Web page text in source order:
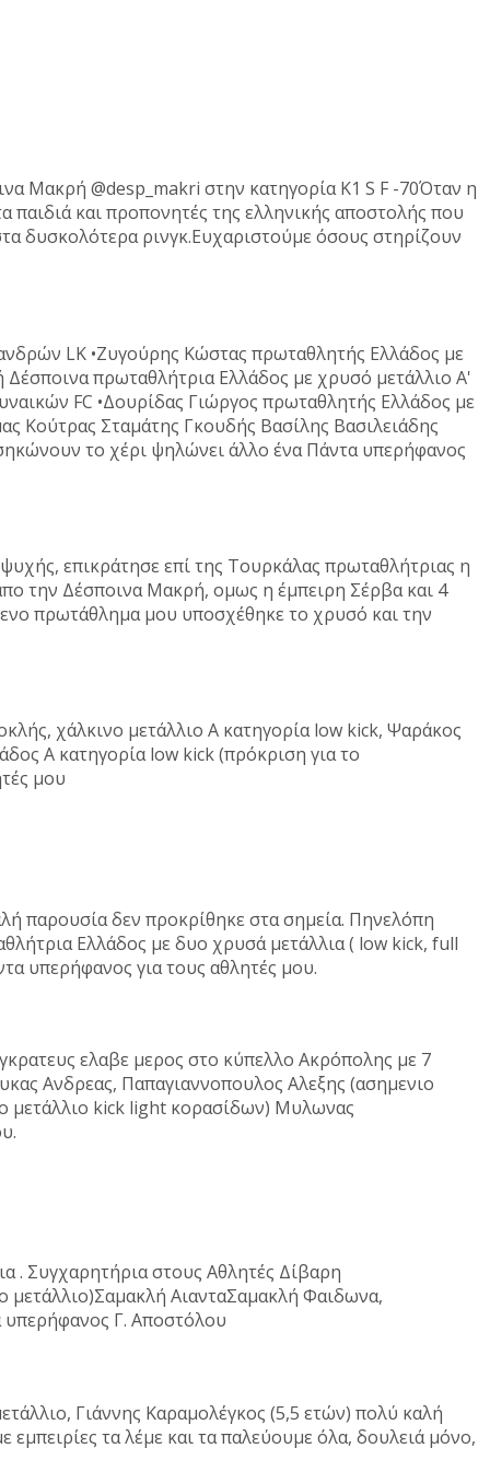
Μακρή @desp_makri στην κατηγορία K1 S F -70Όταν η
και προπονητές της ελληνικής αποστολής που
δυσκολότερα ρινγκ.Ευχαριστούμε όσους στηρίζουν
LK •Ζυγούρης Κώστας πρωταθλητής Ελλάδος με
πρωταθλήτρια Ελλάδος με χρυσό μετάλλιο Α'
FC •Δουρίδας Γιώργος πρωταθλητής Ελλάδος με
Κούτρας Σταμάτης Γκουδής Βασίλης Βασιλειάδης
το χέρι ψηλώνει άλλο ένα Πάντα υπερήφανος
επικράτησε επί της Τουρκάλας πρωταθλήτριας η
την Δέσποινα Μακρή, ομως η έμπειρη Σέρβα και 4
πρωτάθλημα μου υποσχέθηκε το χρυσό και την
χάλκινο μετάλλιο Α κατηγορία low kick, Ψαράκος
Α κατηγορία low kick (πρόκριση για το
μου
παρουσία δεν προκρίθηκε στα σημεία. Πηνελόπη
Ελλάδος με δυο χρυσά μετάλλια ( low kick, full
υπερήφανος για τους αθλητές μου.
ελαβε μερος στο κύπελλο Ακρόπολης με 7
Ανδρεας, Παπαγιαννοπουλος Αλεξης (ασημενιο
μετάλλιο kick light κορασίδων) Μυλωνας
. Συγχαρητήρια στους Αθλητές Δίβαρη
μετάλλιο)Σαμακλή ΑιανταΣαμακλή Φαιδωνα,
υπερήφανος Γ. Αποστόλου
Γιάννης Καραμολέγκος (5,5 ετών) πολύ καλή
τα λέμε και τα παλεύουμε όλα, δουλειά μόνο,